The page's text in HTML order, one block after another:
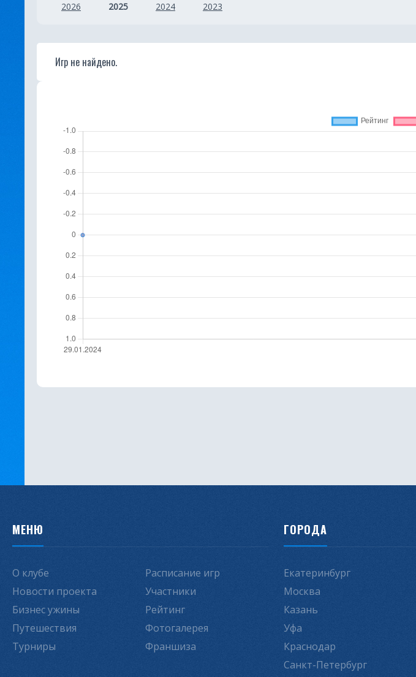
2026 2025 2024 2023
Игр не найдено.
МЕНЮ
О клубе
Новости проекта
Бизнес ужины
Путешествия
Турниры
Расписание игр
Участники
Рейтинг
Фотогалерея
Франшиза
ГОРОДА
Екатеринбург
Москва
Казань
Уфа
Краснодар
Санкт-Петербург